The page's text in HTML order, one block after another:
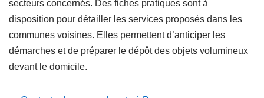
secteurs concernés. Des fiches pratiques sont à
disposition pour détailler les services proposés dans les
communes voisines. Elles permettent d’anticiper les
démarches et de préparer le dépôt des objets volumineux
devant le domicile.